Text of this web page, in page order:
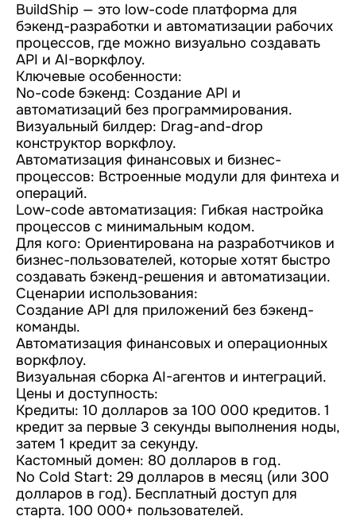
BuildShip — это low-code платформа для
бэкенд-разработки и автоматизации рабочих
процессов, где можно визуально создавать
API и AI-воркфлоу.
Ключевые особенности:
No-code бэкенд: Создание API и
автоматизаций без программирования.
Визуальный билдер: Drag-and-drop
конструктор воркфлоу.
Автоматизация финансовых и бизнес-
процессов: Встроенные модули для финтеха и
операций.
Low-code автоматизация: Гибкая настройка
процессов с минимальным кодом.
Для кого: Ориентирована на разработчиков и
бизнес-пользователей, которые хотят быстро
создавать бэкенд-решения и автоматизации.
Сценарии использования:
Создание API для приложений без бэкенд-
команды.
Автоматизация финансовых и операционных
воркфлоу.
Визуальная сборка AI-агентов и интеграций.
Цены и доступность:
Кредиты: 10 долларов за 100 000 кредитов. 1
кредит за первые 3 секунды выполнения ноды,
затем 1 кредит за секунду.
Кастомный домен: 80 долларов в год.
No Cold Start: 29 долларов в месяц (или 300
долларов в год). Бесплатный доступ для
старта. 100 000+ пользователей.